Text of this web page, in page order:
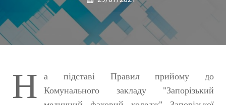
Н
а підставі Правил прийому до
Комунального закладу "Запорізький